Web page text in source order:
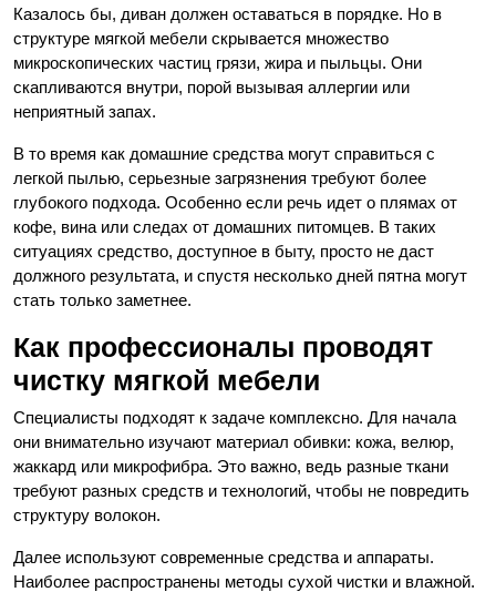
Казалось бы, диван должен оставаться в порядке. Но в
структуре мягкой мебели скрывается множество
микроскопических частиц грязи, жира и пыльцы. Они
скапливаются внутри, порой вызывая аллергии или
неприятный запах.
В то время как домашние средства могут справиться с
легкой пылью, серьезные загрязнения требуют более
глубокого подхода. Особенно если речь идет о плямах от
кофе, вина или следах от домашних питомцев. В таких
ситуациях средство, доступное в быту, просто не даст
должного результата, и спустя несколько дней пятна могут
стать только заметнее.
Как профессионалы проводят
чистку мягкой мебели
Специалисты подходят к задаче комплексно. Для начала
они внимательно изучают материал обивки: кожа, велюр,
жаккард или микрофибра. Это важно, ведь разные ткани
требуют разных средств и технологий, чтобы не повредить
структуру волокон.
Далее используют современные средства и аппараты.
Наиболее распространены методы сухой чистки и влажной.